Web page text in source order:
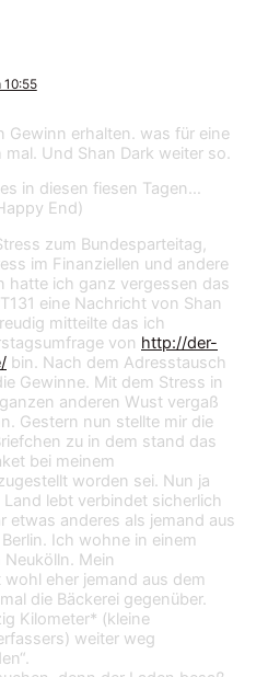
10:55
Gewinn erhalten. was für eine
mal. Und Shan Dark weiter so.
in diesen fiesen Tagen…
End)
zum Bundesparteitag,
im Finanziellen und andere
hatte ich ganz vergessen das
eine Nachricht von Shan
mitteilte das ich
von http://der-
bin. Nach dem Adresstausch
Gewinne. Mit dem Stress in
anderen Wust vergaß
Gestern nun stellte mir die
zu in dem stand das
bei meinem
worden sei. Nun ja
lebt verbindet sicherlich
etwas anderes als jemand aus
Ich wohne in einem
Mein
eher jemand aus dem
die Bäckerei gegenüber.
Kilometer* (kleine
weiter weg